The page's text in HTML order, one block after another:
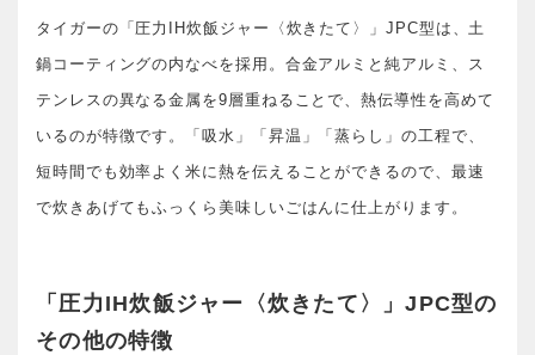
タイガーの「圧力IH炊飯ジャー〈炊きたて〉」JPC型は、土
鍋コーティングの内なべを採用。合金アルミと純アルミ、ス
テンレスの異なる金属を9層重ねることで、熱伝導性を高めて
いるのが特徴です。「吸水」「昇温」「蒸らし」の工程で、
短時間でも効率よく米に熱を伝えることができるので、最速
で炊きあげてもふっくら美味しいごはんに仕上がります。
「圧力IH炊飯ジャー〈炊きたて〉」JPC型の
その他の特徴